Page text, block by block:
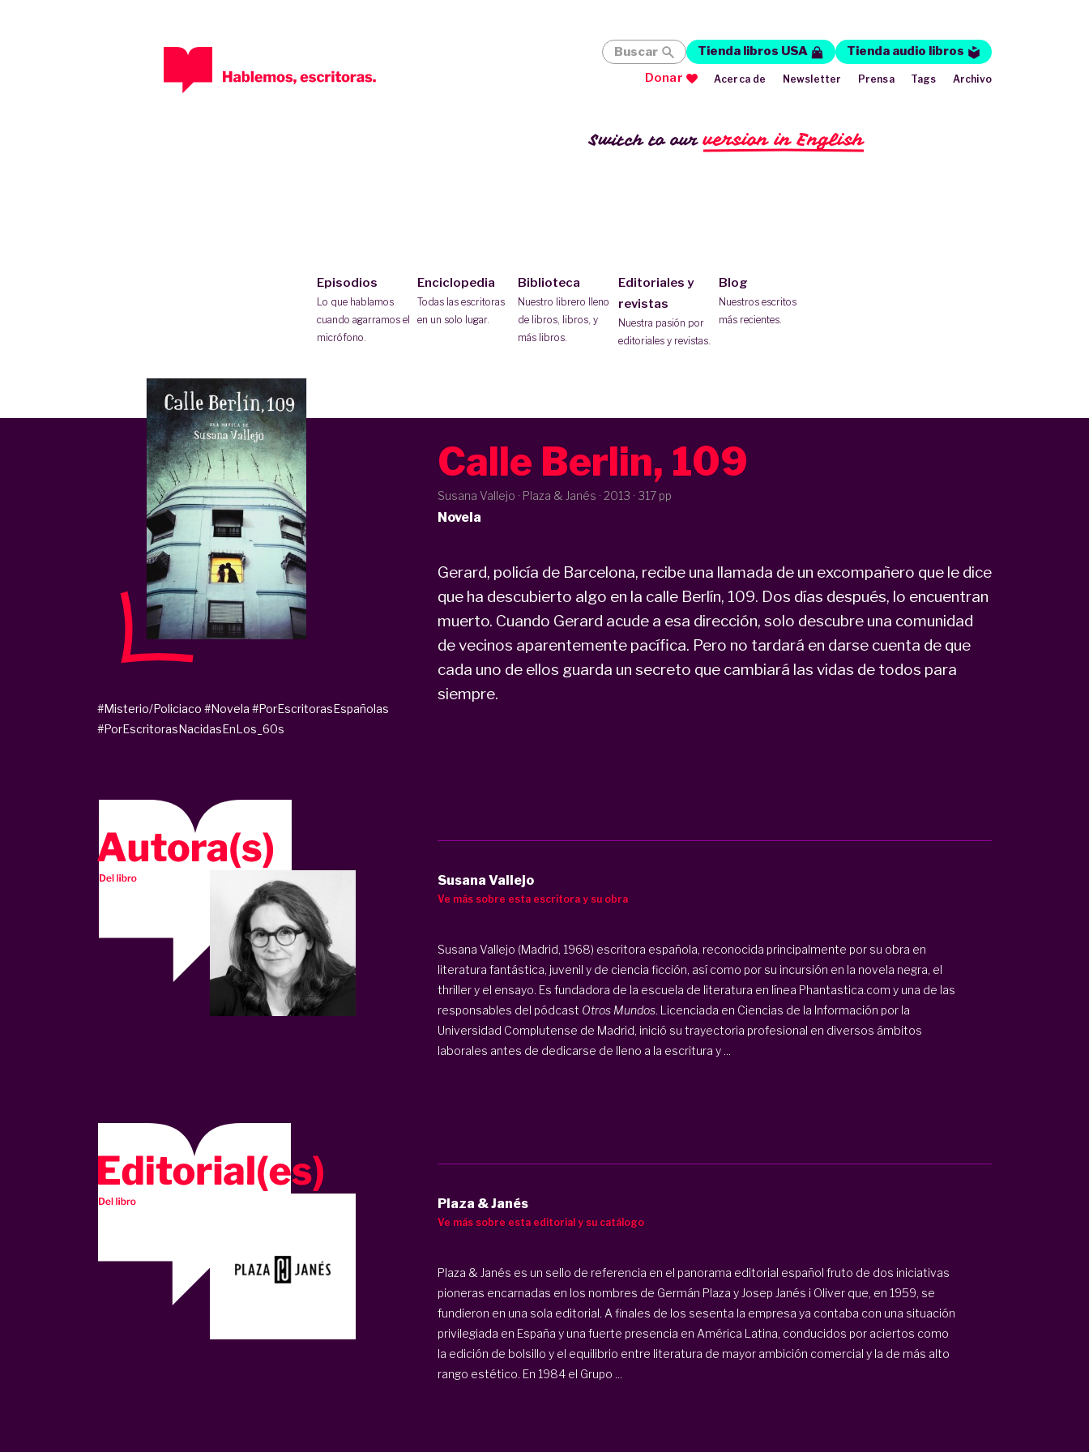
Switch to ourversion in English
Episodios
Lo que hablamos
cuando agarramos el
micrófono.
Enciclopedia
Todas las escritoras
en un solo lugar.
Biblioteca
Nuestro librero lleno
de libros, libros, y
más libros.
Editoriales y
revistas
Nuestra pasión por
editoriales y revistas.
Blog
Nuestros escritos
más recientes.
Buscar Tienda libros USA
Tienda audio libros
Donar
Acerca de Newsletter Prensa Tags Archivo
Calle Berlin, 109
Susana Vallejo · Plaza & Janés · 2013 · 317 pp
Novela
Gerard, policía de Barcelona, recibe una llamada de un excompañero que le dice
que ha descubierto algo en la calle Berlín, 109. Dos días después, lo encuentran
muerto. Cuando Gerard acude a esa dirección, solo descubre una comunidad
de vecinos aparentemente pacífica. Pero no tardará en darse cuenta de que
cada uno de ellos guarda un secreto que cambiará las vidas de todos para
siempre.
#Misterio/Policiaco #Novela #PorEscritorasEspañolas
#PorEscritorasNacidasEnLos_60s
Susana Vallejo
Ve más sobre esta escritora y su obra
Susana Vallejo (Madrid, 1968) escritora española, reconocida principalmente por su obra en
literatura fantástica, juvenil y de ciencia ficción, así como por su incursión en la novela negra, el
thriller y el ensayo. Es fundadora de la escuela de literatura en línea Phantastica.com y una de las
responsables del pódcast Otros Mundos. Licenciada en Ciencias de la Información por la
Universidad Complutense de Madrid, inició su trayectoria profesional en diversos ámbitos
laborales antes de dedicarse de lleno a la escritura y ...
Plaza & Janés
Ve más sobre esta editorial y su catálogo
Plaza & Janés es un sello de referencia en el panorama editorial español fruto de dos iniciativas
pioneras encarnadas en los nombres de Germán Plaza y Josep Janés i Oliver que, en 1959, se
fundieron en una sola editorial. A finales de los sesenta la empresa ya contaba con una situación
privilegiada en España y una fuerte presencia en América Latina, conducidos por aciertos como
la edición de bolsillo y el equilibrio entre literatura de mayor ambición comercial y la de más alto
rango estético. En 1984 el Grupo ...